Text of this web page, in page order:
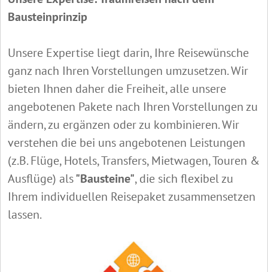
Bausteinprinzip
Unsere Expertise liegt darin, Ihre Reisewünsche
ganz nach Ihren Vorstellungen umzusetzen. Wir
bieten Ihnen daher die Freiheit, alle unsere
angebotenen Pakete nach Ihren Vorstellungen zu
ändern, zu ergänzen oder zu kombinieren. Wir
verstehen die bei uns angebotenen Leistungen
(z.B. Flüge, Hotels, Transfers, Mietwagen, Touren &
Ausflüge) als"Bausteine", die sich flexibel zu
Ihrem individuellen Reisepaket zusammensetzen
lassen.